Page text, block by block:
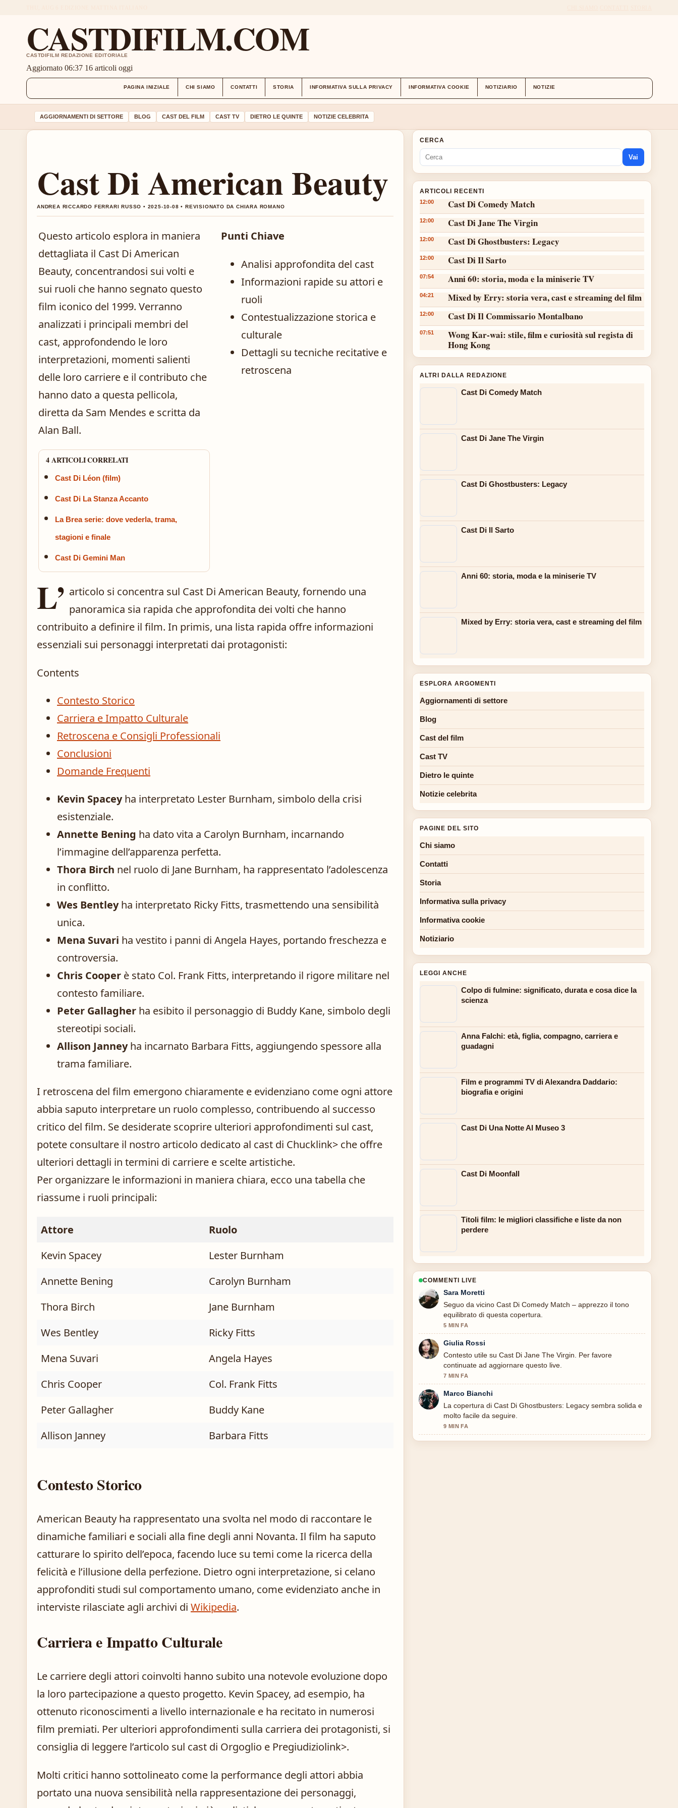
CASTDIFILM.COM
CASTDIFILM REDAZIONE EDITORIALE
Aggiornato 06:37 16 articoli oggi
PAGINA INIZIALE CHI SIAMO CONTATTI STORIA INFORMATIVA SULLA PRIVACY INFORMATIVA COOKIE NOTIZIARIO NOTIZIE
AGGIORNAMENTI DI SETTORE BLOG CAST DEL FILM CAST TV DIETRO LE QUINTE NOTIZIE CELEBRITA
Cast Di American Beauty
ANDREA RICCARDO FERRARI RUSSO • 2025-10-08 • REVISIONATO DA CHIARA ROMANO
Questo articolo esplora in maniera
dettagliata il Cast Di American
Beauty, concentrandosi sui volti e
sui ruoli che hanno segnato questo
film iconico del 1999. Verranno
analizzati i principali membri del
cast, approfondendo le loro
interpretazioni, momenti salienti
delle loro carriere e il contributo che
hanno dato a questa pellicola,
diretta da Sam Mendes e scritta da
Alan Ball.
4 ARTICOLI CORRELATI
Cast Di Léon (film)
Cast Di La Stanza Accanto
La Brea serie: dove vederla, trama,
stagioni e finale
Cast Di Gemini Man
Punti Chiave
Analisi approfondita del cast
Informazioni rapide su attori e
ruoli
Contestualizzazione storica e
culturale
Dettagli su tecniche recitative e
retroscena
L’ articolo si concentra sul Cast Di American Beauty, fornendo una
panoramica sia rapida che approfondita dei volti che hanno
contribuito a definire il film. In primis, una lista rapida offre informazioni
essenziali sui personaggi interpretati dai protagonisti:
Contents
Contesto Storico
Carriera e Impatto Culturale
Retroscena e Consigli Professionali
Conclusioni
Domande Frequenti
Kevin Spaceyha interpretato Lester Burnham, simbolo della crisi
esistenziale.
Annette Bening ha dato vita a Carolyn Burnham, incarnando
l’immagine dell’apparenza perfetta.
Thora Birch nel ruolo di Jane Burnham, ha rappresentato l’adolescenza
in conflitto.
Wes Bentleyha interpretato Ricky Fitts, trasmettendo una sensibilità
unica.
Mena Suvari ha vestito i panni di Angela Hayes, portando freschezza e
controversia.
Chris Cooper è stato Col. Frank Fitts, interpretando il rigore militare nel
contesto familiare.
Peter Gallagher ha esibito il personaggio di Buddy Kane, simbolo degli
stereotipi sociali.
Allison Janneyha incarnato Barbara Fitts, aggiungendo spessore alla
trama familiare.
I retroscena del film emergono chiaramente e evidenziano come ogni attore
abbia saputo interpretare un ruolo complesso, contribuendo al successo
critico del film. Se desiderate scoprire ulteriori approfondimenti sul cast,
potete consultare il nostro articolo dedicato al cast di Chucklink> che offre
ulteriori dettagli in termini di carriere e scelte artistiche.
Per organizzare le informazioni in maniera chiara, ecco una tabella che
riassume i ruoli principali:
Attore
Ruolo
Kevin Spacey
Lester Burnham
Annette Bening
Carolyn Burnham
Thora Birch
Jane Burnham
Wes Bentley
Ricky Fitts
Mena Suvari
Angela Hayes
Chris Cooper
Col. Frank Fitts
Peter Gallagher
Buddy Kane
Allison Janney
Barbara Fitts
Contesto Storico
American Beauty ha rappresentato una svolta nel modo di raccontare le
dinamiche familiari e sociali alla fine degli anni Novanta. Il film ha saputo
catturare lo spirito dell’epoca, facendo luce su temi come la ricerca della
felicità e l’illusione della perfezione. Dietro ogni interpretazione, si celano
approfonditi studi sul comportamento umano, come evidenziato anche in
interviste rilasciate agli archivi di Wikipedia.
Carriera e Impatto Culturale
Le carriere degli attori coinvolti hanno subito una notevole evoluzione dopo
la loro partecipazione a questo progetto. Kevin Spacey, ad esempio, ha
ottenuto riconoscimenti a livello internazionale e ha recitato in numerosi
film premiati. Per ulteriori approfondimenti sulla carriera dei protagonisti, si
consiglia di leggere l’articolo sul cast di Orgoglio e Pregiudiziolink>.
Molti critici hanno sottolineato come la performance degli attori abbia
portato una nuova sensibilità nella rappresentazione dei personaggi,
CERCA
Vai
ARTICOLI RECENTI
12:00 Cast Di Comedy Match
12:00 Cast Di Jane The Virgin
12:00 Cast Di Ghostbusters: Legacy
12:00 Cast Di Il Sarto
07:54 Anni 60: storia, moda e la miniserie TV
04:21 Mixed by Erry: storia vera, cast e streaming del film
12:00 Cast Di Il Commissario Montalbano
07:51
Wong Kar-wai: stile, film e curiosità sul regista di
Hong Kong
ALTRI DALLA REDAZIONE
Cast Di Comedy Match
Cast Di Jane The Virgin
Cast Di Ghostbusters: Legacy
Cast Di Il Sarto
Anni 60: storia, moda e la miniserie TV
Mixed by Erry: storia vera, cast e streaming del film
ESPLORA ARGOMENTI
Aggiornamenti di settore
Blog
Cast del film
Cast TV
Dietro le quinte
Notizie celebrita
PAGINE DEL SITO
Chi siamo
Contatti
Storia
Informativa sulla privacy
Informativa cookie
Notiziario
LEGGI ANCHE
Colpo di fulmine: significato, durata e cosa dice la
scienza
Anna Falchi: età, figlia, compagno, carriera e
guadagni
Film e programmi TV di Alexandra Daddario:
biografia e origini
Cast Di Una Notte Al Museo 3
Cast Di Moonfall
Titoli film: le migliori classifiche e liste da non
perdere
COMMENTI LIVE
Sara Moretti
Seguo da vicino Cast Di Comedy Match – apprezzo il tono
equilibrato di questa copertura.
5 MIN FA
Giulia Rossi
Contesto utile su Cast Di Jane The Virgin. Per favore
continuate ad aggiornare questo live.
7 MIN FA
Marco Bianchi
La copertura di Cast Di Ghostbusters: Legacy sembra solida e
molto facile da seguire.
9 MIN FA